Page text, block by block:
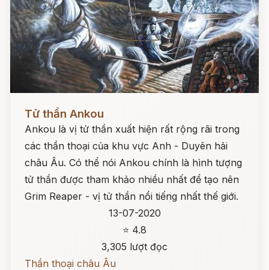
Tử thần Ankou
Ankou là vị tử thần xuất hiện rất rộng rãi trong
các thần thoại của khu vực Anh - Duyên hải
châu Âu. Có thể nói Ankou chính là hình tượng
tử thần được tham khảo nhiều nhất để tạo nên
Grim Reaper - vị tử thần nổi tiếng nhất thế giới.
13-07-2020
⭐ 4.8
3,305 lượt đọc
Thần thoại châu Âu